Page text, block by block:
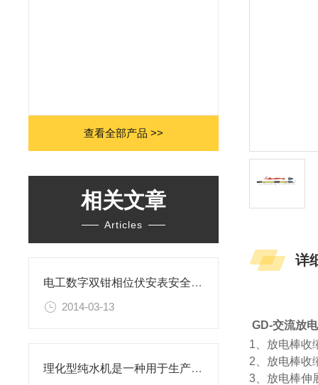
查看全部产品 >>
相关文章
Articles
电工数字双钳相位伏安表安全特性
2014-03-13
理化型纯水机是一种用于生产理化级别的纯水的设备
详
GD-交流放
1、放电棒收
2、放电棒收
3、放电棒伸